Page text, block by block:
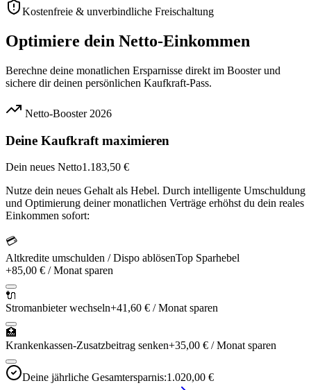
Kostenfreie & unverbindliche Freischaltung
Optimiere dein Netto-Einkommen
Berechne deine monatlichen Ersparnisse direkt im Booster und
sichere dir deinen persönlichen Kaufkraft-Pass.
Netto-Booster 2026
Deine Kaufkraft maximieren
Dein neues Netto1.183,50 €
Nutze dein neues Gehalt als Hebel. Durch intelligente Umschuldung
und Optimierung deiner monatlichen Verträge erhöhst du dein reales
Einkommen sofort:
💳
Altkredite umschulden / Dispo ablösenTop Sparhebel
+85,00 € / Monat sparen
🔌
Stromanbieter wechseln+41,60 € / Monat sparen
🏥
Krankenkassen-Zusatzbeitrag senken+35,00 € / Monat sparen
Deine jährliche Gesamtersparnis:1.020,00 €